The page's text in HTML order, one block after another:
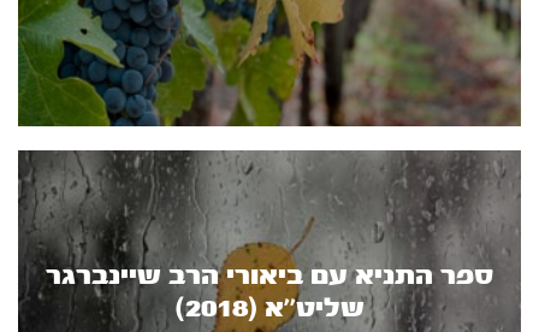
ספר התניא עם ביאורי הרב שיינברגר
שליט’’א (2018)